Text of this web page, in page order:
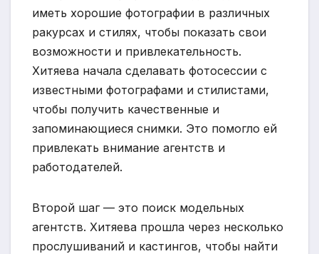
иметь хорошие фотографии в различных
ракурсах и стилях, чтобы показать свои
возможности и привлекательность.
Хитяева начала сделавать фотосессии с
известными фотографами и стилистами,
чтобы получить качественные и
запоминающиеся снимки. Это помогло ей
привлекать внимание агентств и
работодателей.
Второй шаг — это поиск модельных
агентств. Хитяева прошла через несколько
прослушиваний и кастингов, чтобы найти